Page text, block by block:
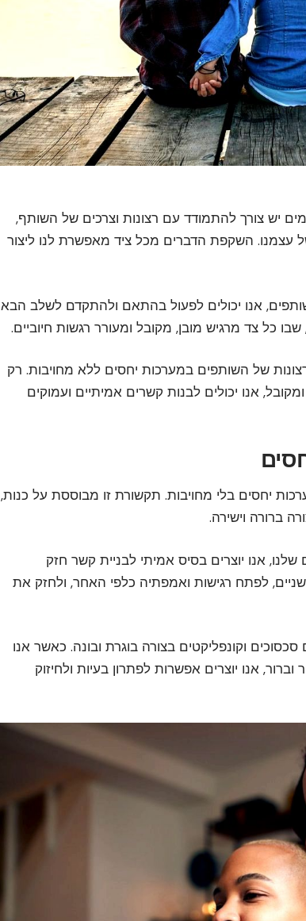
יש צורך להתמודד עם רצונות וצרכים של השותף,
עצמנו. השקפת הדברים מכל ציד מאפשרת לנו ליצור
אנו יכולים לפעול בהתאם ולהתקדם לשלב הבא
כל צד מרגיש מובן, מקובל ומעורר רגשות חיוביים.
של השותפים במערכות יחסים ללא מחויבות. רק
אנו יכולים לבנות קשרים אמיתיים ועמוקים
יחסים בלי מחויבות. תקשורת זו מבוססת על כנות,
ברורה וישירה.
אנו יוצרים בסיס אמיתי לבניית קשר חזק
לפתח רגישות ואמפתיה כלפי האחר, ולחזק את
וקונפליקטים בצורה בוגרת ובונה. כאשר אנו
וברור, אנו יוצרים אפשרות לפתרון בעיות ולחיזוק